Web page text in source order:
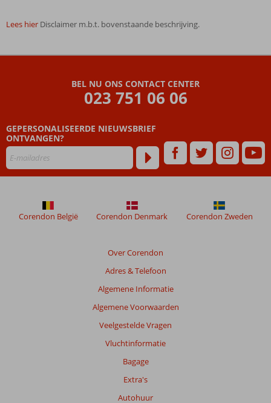
Lees hier Disclaimer m.b.t. bovenstaande beschrijving.
na
hun
verblijf
in
Beoordelingen
BEL NU ONS CONTACT CENTER
023 751 06 06
GEPERSONALISEERDE NIEUWSBRIEF
ONTVANGEN?
Over Corendon
Adres & Telefoon
Algemene Informatie
Algemene Voorwaarden
Veelgestelde Vragen
Vluchtinformatie
Bagage
Extra's
Autohuur
Corendon België Corendon Denmark Corendon Zweden